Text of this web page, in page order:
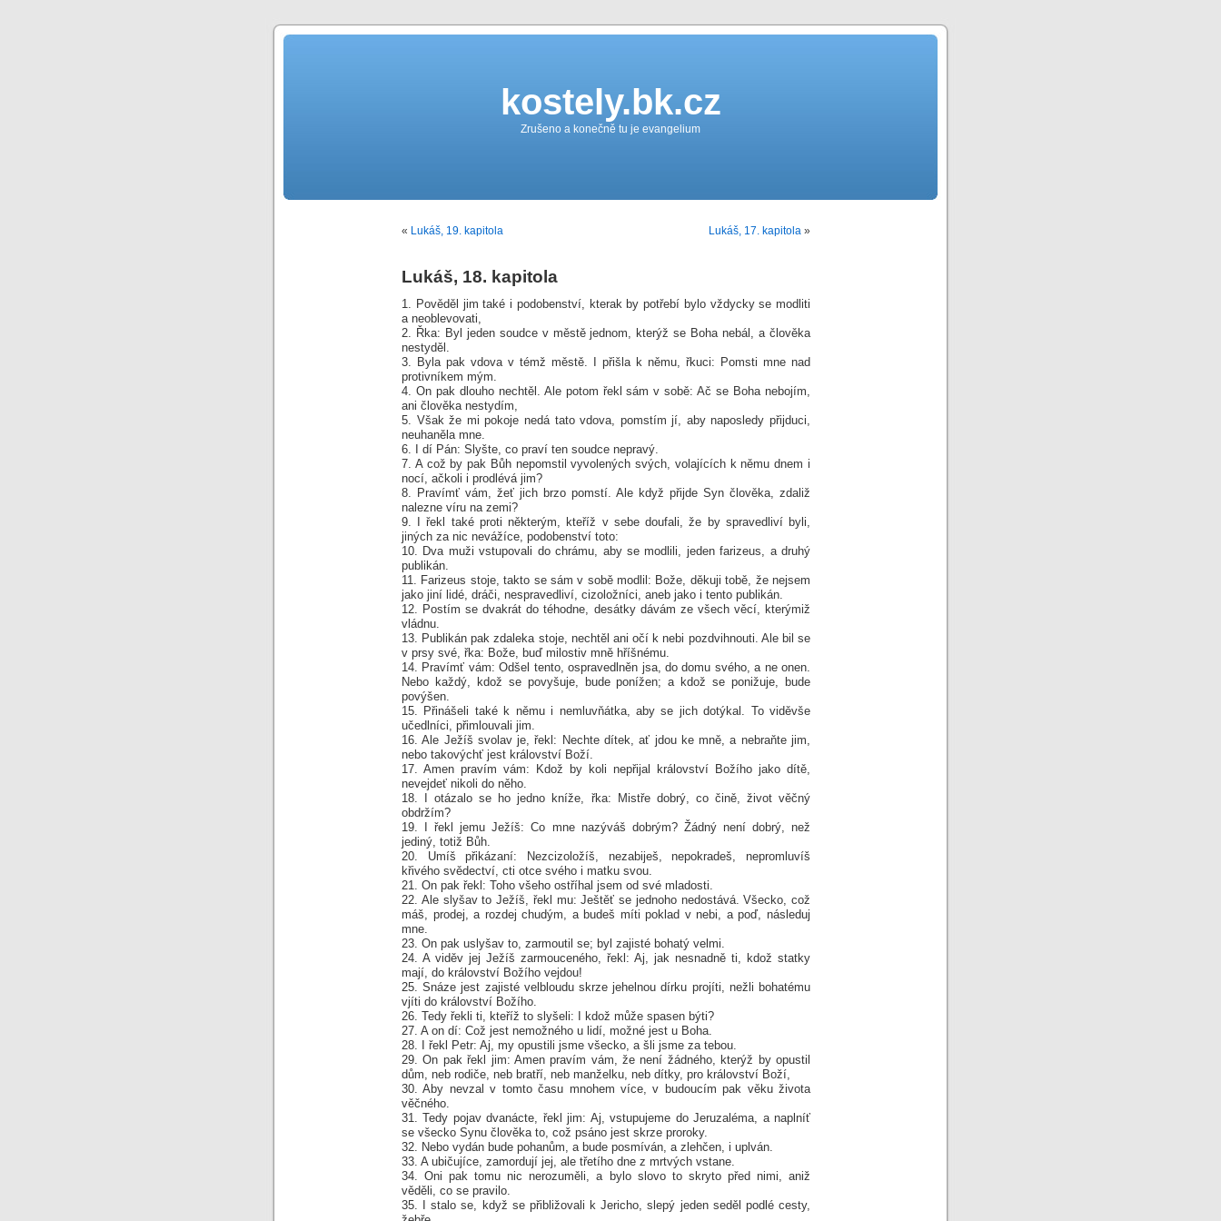
kostely.bk.cz
Zrušeno a konečně tu je evangelium
« Lukáš, 19. kapitola Lukáš, 17. kapitola »
Lukáš, 18. kapitola
1. Pověděl jim také i podobenství, kterak by potřebí bylo vždycky se modliti
a neoblevovati,
2. Řka: Byl jeden soudce v městě jednom, kterýž se Boha nebál, a člověka
nestyděl.
3. Byla pak vdova v témž městě. I přišla k němu, řkuci: Pomsti mne nad
protivníkem mým.
4. On pak dlouho nechtěl. Ale potom řekl sám v sobě: Ač se Boha nebojím,
ani člověka nestydím,
5. Však že mi pokoje nedá tato vdova, pomstím jí, aby naposledy přijduci,
neuhaněla mne.
6. I dí Pán: Slyšte, co praví ten soudce nepravý.
7. A což by pak Bůh nepomstil vyvolených svých, volajících k němu dnem i
nocí, ačkoli i prodlévá jim?
8. Pravímť vám, žeť jich brzo pomstí. Ale když přijde Syn člověka, zdaliž
nalezne víru na zemi?
9. I řekl také proti některým, kteříž v sebe doufali, že by spravedliví byli,
jiných za nic nevážíce, podobenství toto:
10. Dva muži vstupovali do chrámu, aby se modlili, jeden farizeus, a druhý
publikán.
11. Farizeus stoje, takto se sám v sobě modlil: Bože, děkuji tobě, že nejsem
jako jiní lidé, dráči, nespravedliví, cizoložníci, aneb jako i tento publikán.
12. Postím se dvakrát do téhodne, desátky dávám ze všech věcí, kterýmiž
vládnu.
13. Publikán pak zdaleka stoje, nechtěl ani očí k nebi pozdvihnouti. Ale bil se
v prsy své, řka: Bože, buď milostiv mně hříšnému.
14. Pravímť vám: Odšel tento, ospravedlněn jsa, do domu svého, a ne onen.
Nebo každý, kdož se povyšuje, bude ponížen; a kdož se ponižuje, bude
povýšen.
15. Přinášeli také k němu i nemluvňátka, aby se jich dotýkal. To viděvše
učedlníci, přimlouvali jim.
16. Ale Ježíš svolav je, řekl: Nechte dítek, ať jdou ke mně, a nebraňte jim,
nebo takovýchť jest království Boží.
17. Amen pravím vám: Kdož by koli nepřijal království Božího jako dítě,
nevejdeť nikoli do něho.
18. I otázalo se ho jedno kníže, řka: Mistře dobrý, co čině, život věčný
obdržím?
19. I řekl jemu Ježíš: Co mne nazýváš dobrým? Žádný není dobrý, než
jediný, totiž Bůh.
20. Umíš přikázaní: Nezcizoložíš, nezabiješ, nepokradeš, nepromluvíš
křivého svědectví, cti otce svého i matku svou.
21. On pak řekl: Toho všeho ostříhal jsem od své mladosti.
22. Ale slyšav to Ježíš, řekl mu: Ještěť se jednoho nedostává. Všecko, což
máš, prodej, a rozdej chudým, a budeš míti poklad v nebi, a poď, následuj
mne.
23. On pak uslyšav to, zarmoutil se; byl zajisté bohatý velmi.
24. A viděv jej Ježíš zarmouceného, řekl: Aj, jak nesnadně ti, kdož statky
mají, do království Božího vejdou!
25. Snáze jest zajisté velbloudu skrze jehelnou dírku projíti, nežli bohatému
vjíti do království Božího.
26. Tedy řekli ti, kteříž to slyšeli: I kdož může spasen býti?
27. A on dí: Což jest nemožného u lidí, možné jest u Boha.
28. I řekl Petr: Aj, my opustili jsme všecko, a šli jsme za tebou.
29. On pak řekl jim: Amen pravím vám, že není žádného, kterýž by opustil
dům, neb rodiče, neb bratří, neb manželku, neb dítky, pro království Boží,
30. Aby nevzal v tomto času mnohem více, v budoucím pak věku života
věčného.
31. Tedy pojav dvanácte, řekl jim: Aj, vstupujeme do Jeruzaléma, a naplníť
se všecko Synu člověka to, což psáno jest skrze proroky.
32. Nebo vydán bude pohanům, a bude posmíván, a zlehčen, i uplván.
33. A ubičujíce, zamordují jej, ale třetího dne z mrtvých vstane.
34. Oni pak tomu nic nerozuměli, a bylo slovo to skryto před nimi, aniž
věděli, co se pravilo.
35. I stalo se, když se přibližovali k Jericho, slepý jeden seděl podlé cesty,